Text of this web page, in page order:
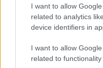
I want to allow
related to analytics
device identifiers in
I want to allow
related to
προφορικότητα, αν
περνάει στο βιβλίο
κάποτε υπήρξαν και
στούντιο, της
Γεραμάνη, Μαριάννα